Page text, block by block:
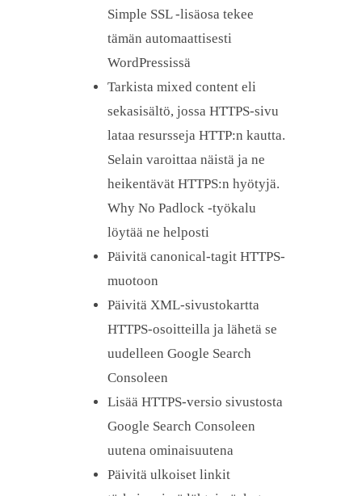
Simple SSL -lisäosa tekee
tämän automaattisesti
WordPressissä
Tarkista mixed content eli
sekasisältö, jossa HTTPS-sivu
lataa resursseja HTTP:n kautta.
Selain varoittaa näistä ja ne
heikentävät HTTPS:n hyötyjä.
Why No Padlock -työkalu
löytää ne helposti
Päivitä canonical-tagit HTTPS-
muotoon
Päivitä XML-sivustokartta
HTTPS-osoitteilla ja lähetä se
uudelleen Google Search
Consoleen
Lisää HTTPS-versio sivustosta
Google Search Consoleen
uutena ominaisuutena
Päivitä ulkoiset linkit